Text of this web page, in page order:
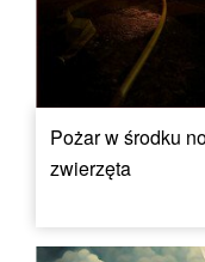
Pożar w środku
zwierzęta